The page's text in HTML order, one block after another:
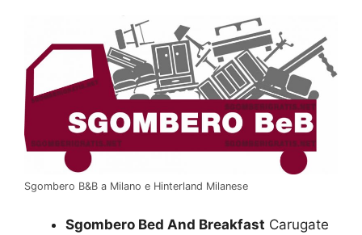
Sgombero B&B a Milano e Hinterland Milanese
Sgombero Bed And Breakfast Carugate